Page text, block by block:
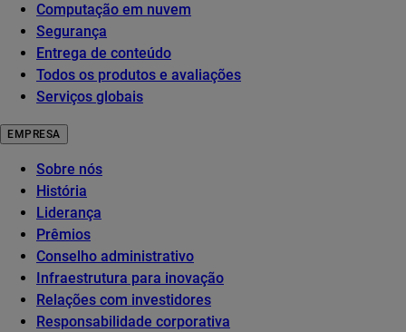
Computação em nuvem
Segurança
Entrega de conteúdo
Todos os produtos e avaliações
Serviços globais
EMPRESA
Sobre nós
História
Liderança
Prêmios
Conselho administrativo
Infraestrutura para inovação
Relações com investidores
Responsabilidade corporativa